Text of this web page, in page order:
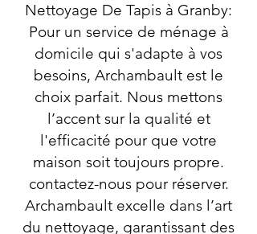
Nettoyage De Tapis à Granby:
Pour un service de ménage à
domicile qui s'adapte à vos
besoins, Archambault est le
choix parfait. Nous mettons
l’accent sur la qualité et
l'efficacité pour que votre
maison soit toujours propre.
contactez-nous pour réserver.
Archambault excelle dans l’art
du nettoyage, garantissant des